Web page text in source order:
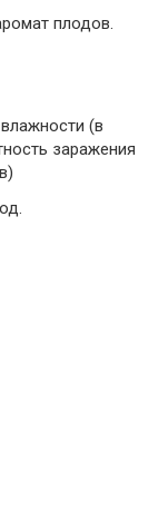
плодов.
(в
заражения